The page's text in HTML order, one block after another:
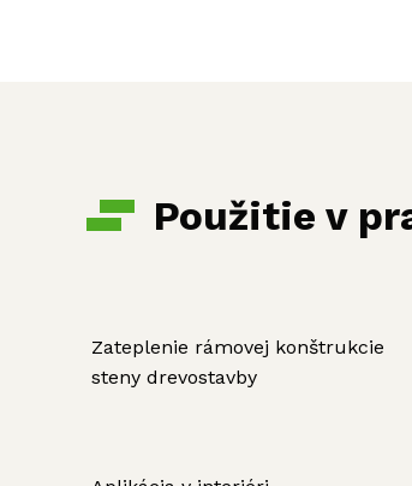
Použitie v
Zateplenie rámovej konštrukcie
steny drevostavby